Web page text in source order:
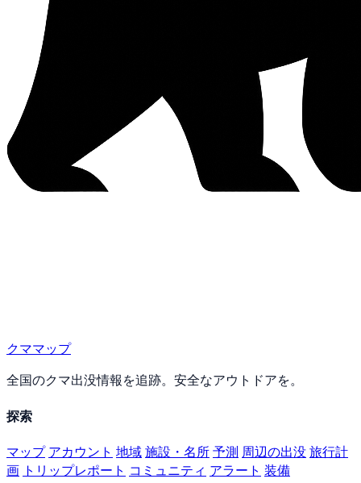
クママップ
全国のクマ出没情報を追跡。安全なアウトドアを。
探索
マップ アカウント 地域施設・名所予測 周辺の出没旅行計
画 トリップレポート コミュニティ アラート 装備